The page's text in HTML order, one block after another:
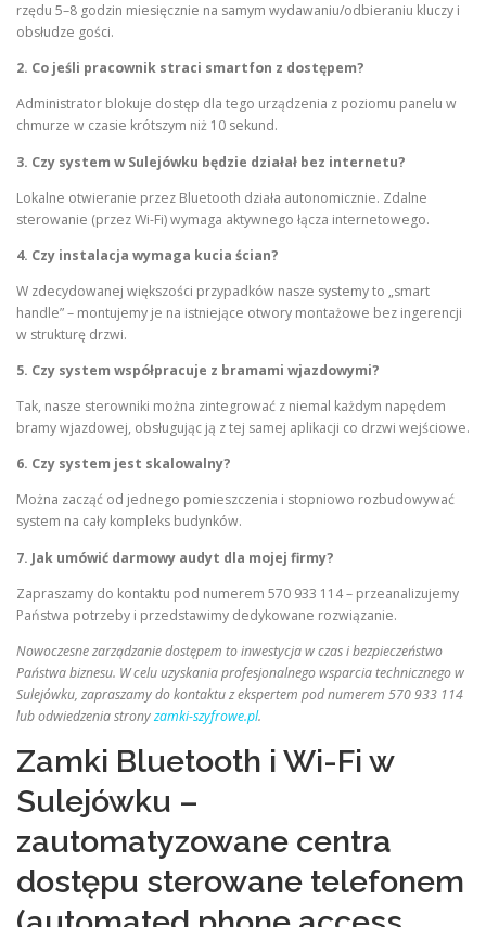
rzędu 5–8 godzin miesięcznie na samym wydawaniu/odbieraniu kluczy i
obsłudze gości.
2. Co jeśli pracownik straci smartfon z dostępem?
Administrator blokuje dostęp dla tego urządzenia z poziomu panelu w
chmurze w czasie krótszym niż 10 sekund.
3. Czy system w Sulejówku będzie działał bez internetu?
Lokalne otwieranie przez Bluetooth działa autonomicznie. Zdalne
sterowanie (przez Wi-Fi) wymaga aktywnego łącza internetowego.
4. Czy instalacja wymaga kucia ścian?
W zdecydowanej większości przypadków nasze systemy to „smart
handle” – montujemy je na istniejące otwory montażowe bez ingerencji
w strukturę drzwi.
5. Czy system współpracuje z bramami wjazdowymi?
Tak, nasze sterowniki można zintegrować z niemal każdym napędem
bramy wjazdowej, obsługując ją z tej samej aplikacji co drzwi wejściowe.
6. Czy system jest skalowalny?
Można zacząć od jednego pomieszczenia i stopniowo rozbudowywać
system na cały kompleks budynków.
7. Jak umówić darmowy audyt dla mojej firmy?
Zapraszamy do kontaktu pod numerem 570 933 114 – przeanalizujemy
Państwa potrzeby i przedstawimy dedykowane rozwiązanie.
Nowoczesne zarządzanie dostępem to inwestycja w czas i bezpieczeństwo
Państwa biznesu. W celu uzyskania profesjonalnego wsparcia technicznego w
Sulejówku, zapraszamy do kontaktu z ekspertem pod numerem 570 933 114
lub odwiedzenia stronyzamki-szyfrowe.pl.
Zamki Bluetooth i Wi-Fi w
Sulejówku –
zautomatyzowane centra
dostępu sterowane telefonem